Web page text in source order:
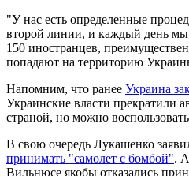
"У нас есть определенные
второй линии, и каждый день мы
150 иностранцев,
попадают на территорию
Напомним, что ранее Украина
Украинские власти прекратили
страной, но можно
В свою очередь Лукашенко
принимать "самолет с бомбой".
Вильнюсе якобы отказались